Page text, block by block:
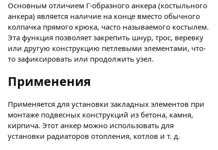
Основным отличием Г-образного анкера (костыльного
анкера) является наличие на конце вместо обычного
колпачка прямого крюка, часто называемого костылем.
Эта функция позволяет закрепить шнур, трос, веревку
или другую конструкцию петлевыми элементами, что-
то зафиксировать или продолжить узел.
Применения
Применяется для установки закладных элементов при
монтаже подвесных конструкций из бетона, камня,
кирпича. Этот анкер можно использовать для
установки радиаторов отопления, котлов и т. д.